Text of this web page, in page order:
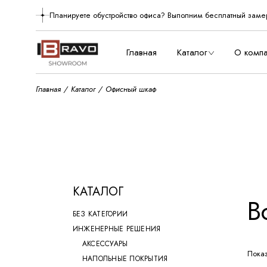
Планируете обустройство офиса? Выполним бесплатный
Главная Каталог О
О нас
Главная Каталог Офисный шкаф
КАТАЛОГ
БЕЗ КАТЕГОРИИ
ИНЖЕНЕРНЫЕ РЕШЕНИЯ
АКСЕССУАРЫ
НАПОЛЬНЫЕ ПОКРЫТИЯ